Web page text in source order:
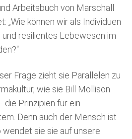
Arbeitsbuch von Marschall
„Wie können wir als Individuen
resilientes Lebewesen im
Frage zieht sie Parallelen zu
wie sie Bill Mollison
Prinzipien für ein
Denn auch der Mensch ist
sie sie auf unsere